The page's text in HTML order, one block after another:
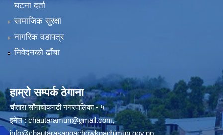
घटना दर्ता
सामाजिक सुरक्षा
नागरिक वडापत्र
निवेदनको ढाँचा
हाम्रो सम्पर्क ठेगाना
चौतारा साँगाचोकगढी नगरपालिका - ५
इमेल :chautaramun@gmail.com,
info@chautarasangachowkgadhimun.gov.np